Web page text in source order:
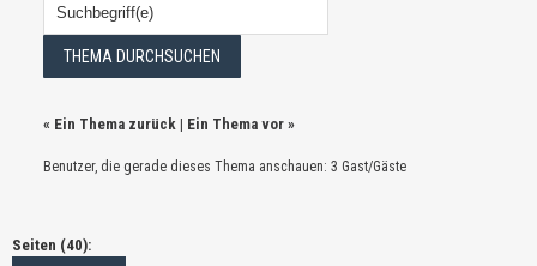
« Ein Thema zurück | Ein Thema vor »
Benutzer, die gerade dieses Thema anschauen: 3 Gast/Gäste
Seiten (40):